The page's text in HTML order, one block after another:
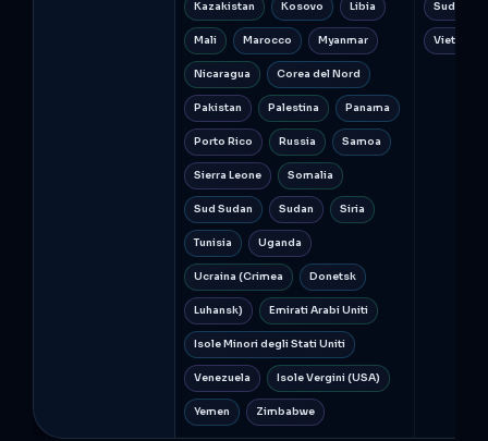
Kazakistan Kosovo Libia
Mali Marocco Myanmar
Nicaragua Corea del Nord
Pakistan Palestina Panama
Porto Rico Russia Samoa
Sierra Leone Somalia
Sud Sudan Sudan Siria
Tunisia Uganda
Ucraina (Crimea Donetsk
Luhansk) Emirati Arabi Uniti
Isole Minori degli Stati Uniti
Venezuela Isole Vergini (USA)
Yemen Zimbabwe
Sudan
Vietnam